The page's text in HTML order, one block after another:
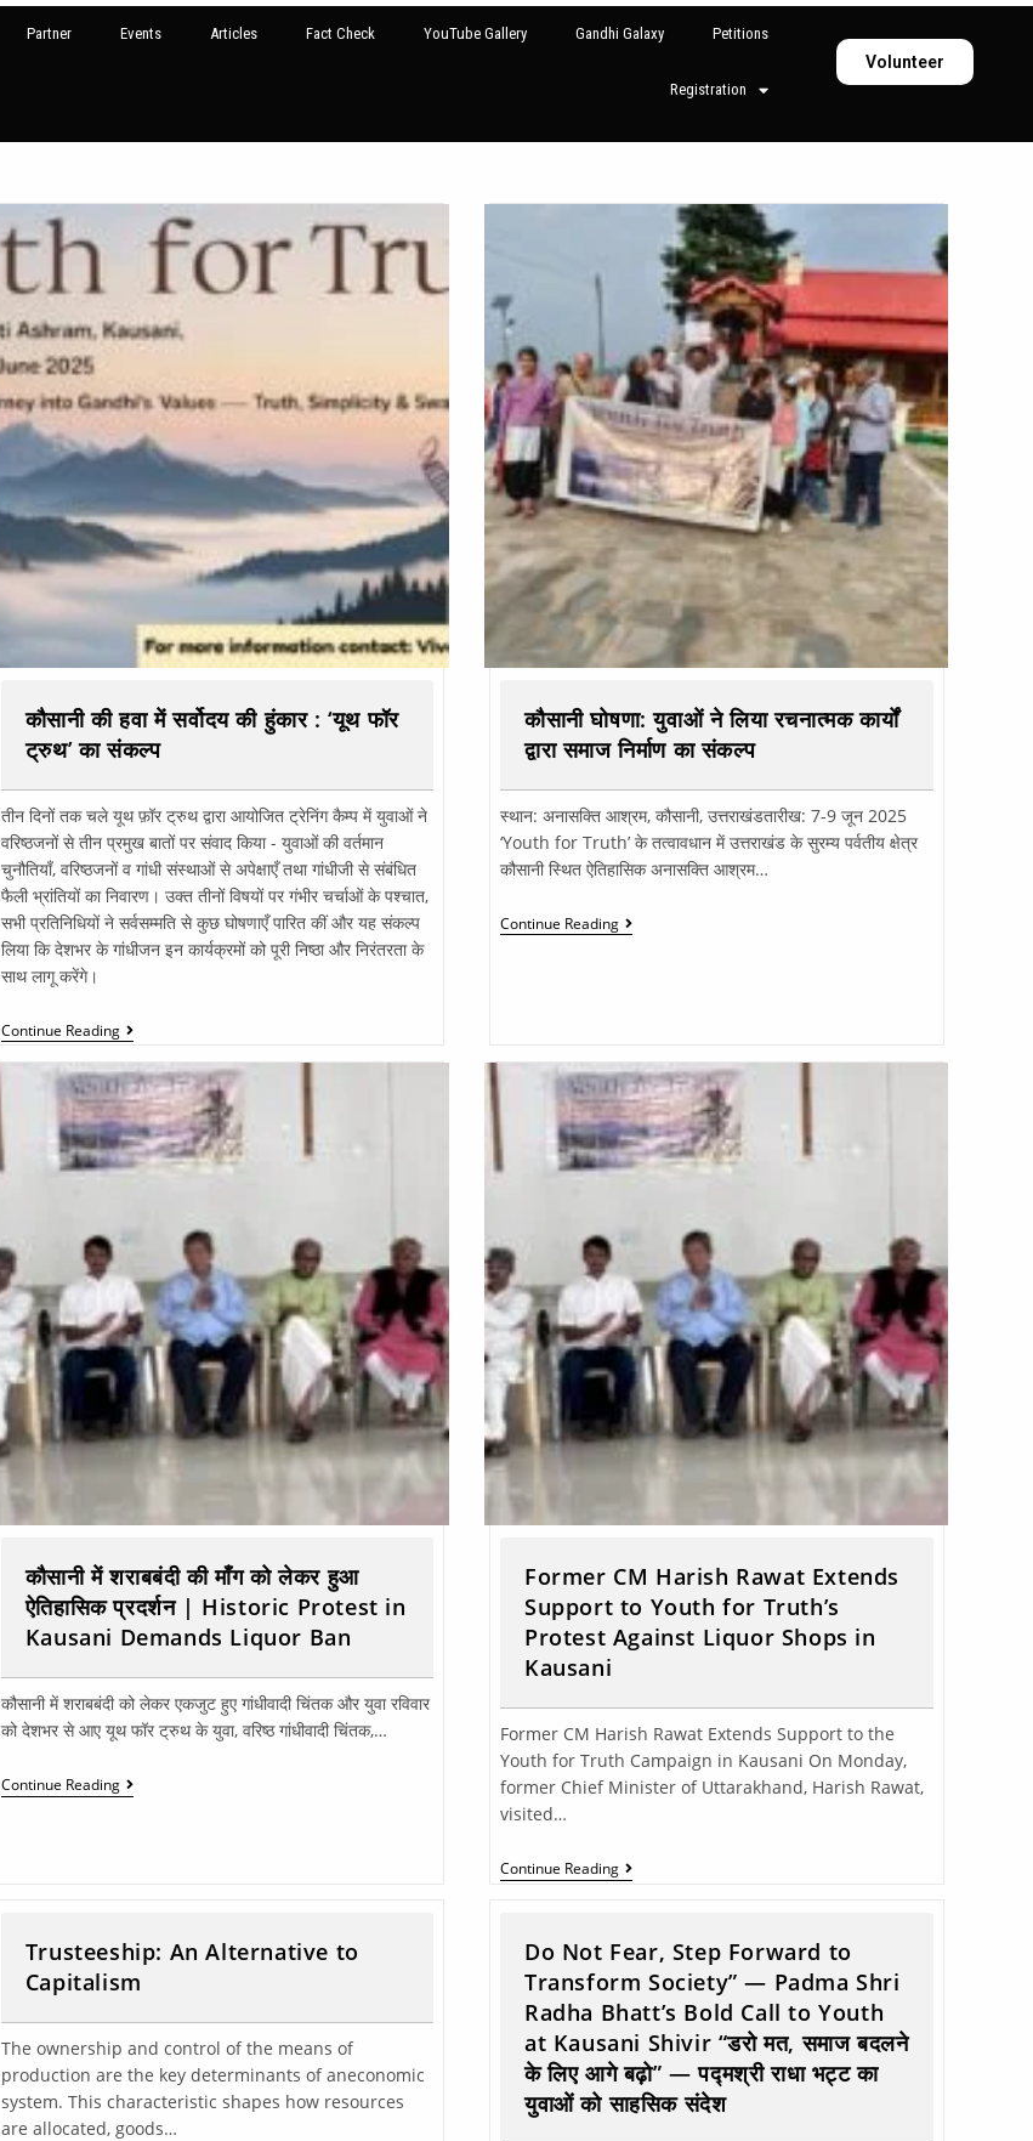
Partner Events Articles Fact Check YouTube Gallery Gandhi Galaxy Petitions
Registration
Volunteer
कौसानी की हवा में सर्वोदय की हुंकार : ‘यूथ फॉर
ट्रुथ’ का संकल्प
तीन दिनों तक चले यूथ फ़ॉर ट्रुथ द्वारा आयोजित ट्रेनिंग कैम्प में युवाओं ने
वरिष्ठजनों से तीन प्रमुख बातों पर संवाद किया - युवाओं की वर्तमान
चुनौतियाँ, वरिष्ठजनों व गांधी संस्थाओं से अपेक्षाएँ तथा गांधीजी से संबंधित
फैली भ्रांतियों का निवारण। उक्त तीनों विषयों पर गंभीर चर्चाओं के पश्चात,
सभी प्रतिनिधियों ने सर्वसम्मति से कुछ घोषणाएँ पारित कीं और यह संकल्प
लिया कि देशभर के गांधीजन इन कार्यक्रमों को पूरी निष्ठा और निरंतरता के
साथ लागू करेंगे।
Continue Reading
कौसानी घोषणा: युवाओं ने लिया रचनात्मक कार्यों
द्वारा समाज निर्माण का संकल्प
स्थान: अनासक्ति आश्रम, कौसानी, उत्तराखंडतारीख: 7-9 जून 2025
‘Youth for Truth’ के तत्वावधान में उत्तराखंड के सुरम्य पर्वतीय क्षेत्र
कौसानी स्थित ऐतिहासिक अनासक्ति आश्रम…
Continue Reading
कौसानी में शराबबंदी की माँग को लेकर हुआ
ऐतिहासिक प्रदर्शन | Historic Protest in
Kausani Demands Liquor Ban
कौसानी में शराबबंदी को लेकर एकजुट हुए गांधीवादी चिंतक और युवा रविवार
को देशभर से आए यूथ फॉर ट्रुथ के युवा, वरिष्ठ गांधीवादी चिंतक,…
Continue Reading
Former CM Harish Rawat Extends
Support to Youth for Truth’s
Protest Against Liquor Shops in
Kausani
Former CM Harish Rawat Extends Support to the
Youth for Truth Campaign in Kausani On Monday,
former Chief Minister of Uttarakhand, Harish Rawat,
visited…
Continue Reading
Trusteeship: An Alternative to
Capitalism
The ownership and control of the means of
production are the key determinants of aneconomic
system. This characteristic shapes how resources
are allocated, goods…
Do Not Fear, Step Forward to
Transform Society” — Padma Shri
Radha Bhatt’s Bold Call to Youth
at Kausani Shivir “डरो मत, समाज बदलने
के लिए आगे बढ़ो” — पद्मश्री राधा भट्ट का
युवाओं को साहसिक संदेश